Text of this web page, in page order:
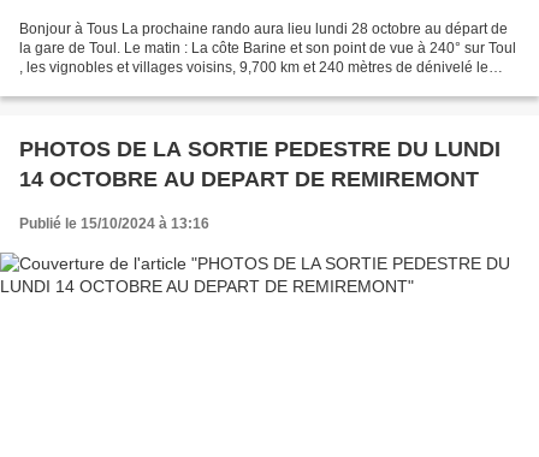
Bonjour à Tous La prochaine rando aura lieu lundi 28 octobre au départ de
la gare de Toul. Le matin : La côte Barine et son point de vue à 240° sur Toul
, les vignobles et villages voisins, 9,700 km et 240 mètres de dénivelé le
PHOTOS DE LA SORTIE PEDESTRE DU LUNDI
14 OCTOBRE AU DEPART DE REMIREMONT
Publié le 15/10/2024 à 13:16